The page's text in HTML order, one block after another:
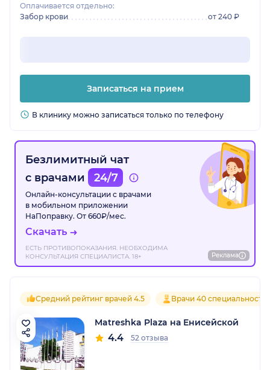
Оплачивается отдельно:
Забор крови
от 240 ₽
Записаться на прием
В клинику можно записаться только по телефону
Безлимитный чат
с врачами
24/7
Онлайн-консультации с врачами
в мобильном приложении
НаПоправку. От 660₽/мес.
Скачать
ЕСТЬ ПРОТИВОПОКАЗАНИЯ. НЕОБХОДИМА
КОНСУЛЬТАЦИЯ СПЕЦИАЛИСТА. 18+
Реклама
Средний рейтинг врачей 4.5 Врачи 40
Matreshka Plaza на Енисейской
4.4 52 отзыва